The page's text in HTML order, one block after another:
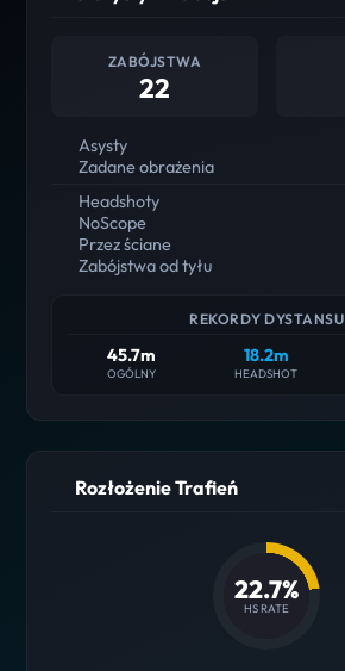
ZABÓJSTWA
22
Asysty
Zadane obrażenia
Headshoty
NoScope
Przez ściane
Zabójstwa od tyłu
REKORDY DYSTANSU
45.7m
OGÓLNY
18.2m
HEADSHOT
Rozłożenie Trafień
22.7%
HS RATE